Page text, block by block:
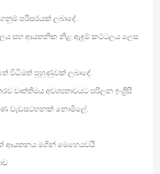
පරිසරයක් ලබාදේ.
සහ ආයතනික නිළ ඇඳුම් කට්ටලය ලෙස
විධිමත් පුහුණුවක් ලබාදේ.
වෘත්තීමය අවශ්‍යතාවයට සරිලන ඉංග්‍රීසී
වැඩසටහනක් නොමිලේ.
ආයතනය මගින් මෙහෙයවයි